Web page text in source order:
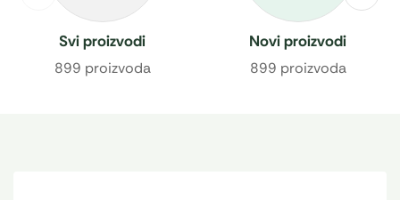
Svi proizvodi
899 proizvoda
Novi proizvodi
899 proizvoda